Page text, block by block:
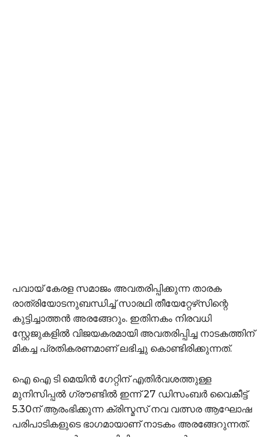
പവായ് കേരള സമാജം അവതരിപ്പിക്കുന്ന താരക
രാത്രിയോടനുബന്ധിച്ച് സാരഥി തീയേറ്റേഴ്‌സിന്റെ
കുട്ടിച്ചാത്തൻ അരങ്ങേറും. ഇതിനകം നിരവധി
സ്റ്റേജുകളിൽ വിജയകരമായി അവതരിപ്പിച്ച നാടകത്തിന്
മികച്ച പ്രതികരണമാണ് ലഭിച്ചു കൊണ്ടിരിക്കുന്നത്.
ഐ ഐ ടി മെയിൻ ഗേറ്റിന് എതിർവശത്തുള്ള
മുനിസിപ്പൽ ഗ്രൗണ്ടിൽ ഇന്ന് 27 ഡിസംബർ വൈകീട്ട്
5.30ന് ആരംഭിക്കുന്ന ക്രിസ്മസ് നവ വത്സര ആഘോഷ
പരിപാടികളുടെ ഭാഗമായാണ് നാടകം അരങ്ങേറുന്നത്.